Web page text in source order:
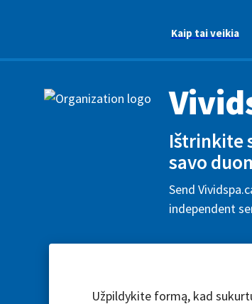
Kaip tai veikia
Ištrinkite
savo
Send
independent
Užpildykite formą, kad